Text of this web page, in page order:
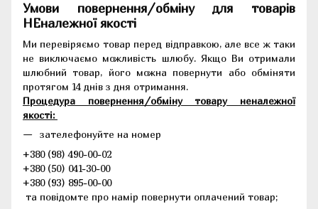
Умови повернення/обміну для товарів
НЕналежної якості
Ми перевіряємо товар перед відправкою, але все ж таки
не виключаємо можливість шлюбу. Якщо Ви отримали
шлюбний товар, його можна повернути або обміняти
протягом 14 днів з дня отримання.
Процедура повернення/обміну товару неналежної
якості:
зателефонуйте на номер
+380 (98) 490-00-02
+380 (50) 041-30-00
+380 (93) 895-00-00
та повідомте про намір повернути оплачений товар;